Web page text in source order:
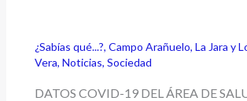
¿Sabías qué...?,Campo Arañuelo,La Jara y
Vera,Noticias,Sociedad
DATOS COVID-19 DEL ÁREA DE